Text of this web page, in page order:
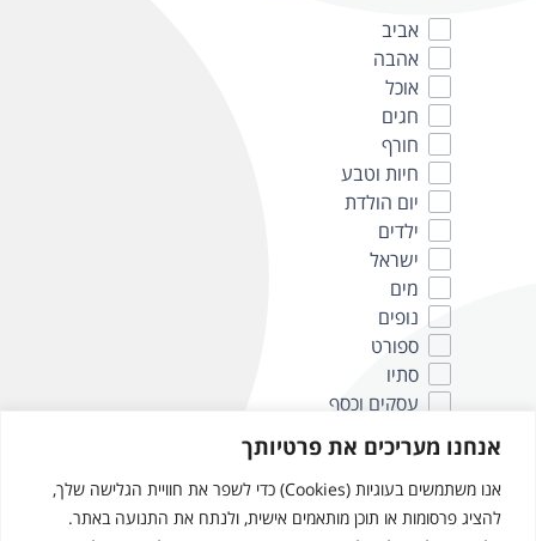
אנחנו מעריכים את פרטיותך
אנו משתמשים בעוגיות (Cookies) כדי לשפר את חוויית הגלישה שלך,
להציג פרסומות או תוכן מותאמים אישית, ולנתח את התנועה באתר.
אביב
אהבה
אוכל
חגים
חורף
חיות וטבע
יום הולדת
ילדים
ישראל
מים
נופים
ספורט
סתיו
עסקים וכסף
תיירות
Submit